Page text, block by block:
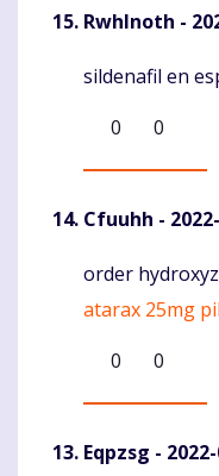
RwhInoth -
Komentaras
sildenafil en
0
0
Cfuuhh -
Komentaras
order
atarax 25mg
0
0
Eqpzsg -